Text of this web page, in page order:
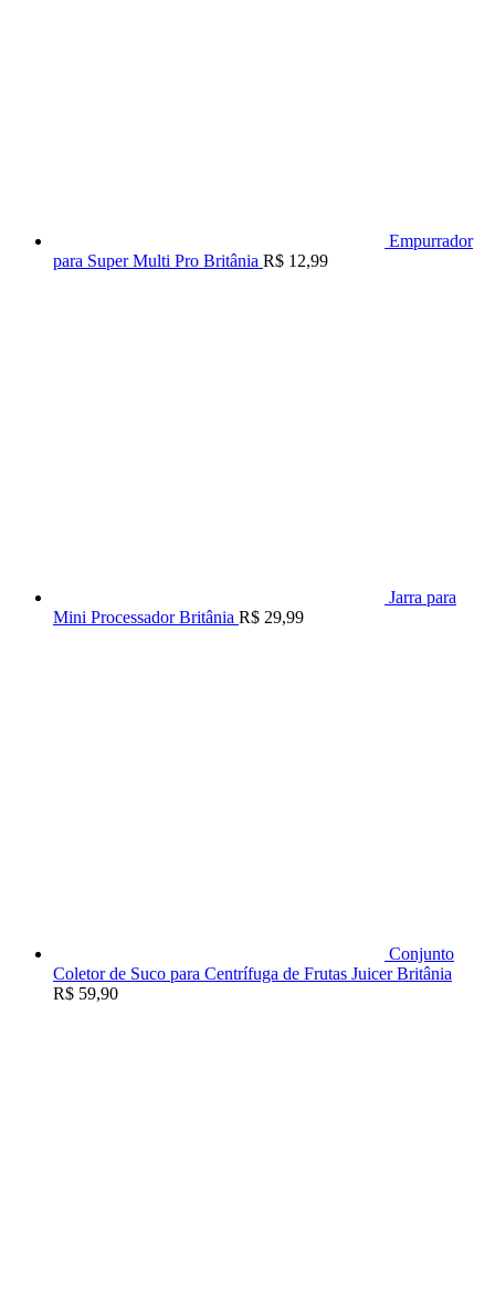
Empurrador
para Super Multi Pro Britânia R$ 12,99
Jarra para
Mini Processador Britânia R$ 29,99
Conjunto
Coletor de Suco para Centrífuga de Frutas Juicer Britânia
R$ 59,90